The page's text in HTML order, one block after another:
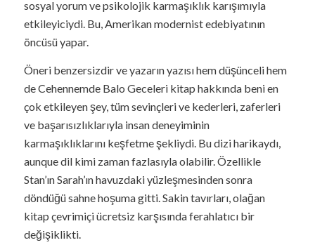
sosyal yorum ve psikolojik karmaşıklık karışımıyla
etkileyiciydi. Bu, Amerikan modernist edebiyatının
öncüsü yapar.
Öneri benzersizdir ve yazarın yazısı hem düşünceli hem
de Cehennemde Balo Geceleri kitap hakkında beni en
çok etkileyen şey, tüm sevinçleri ve kederleri, zaferleri
ve başarısızlıklarıyla insan deneyiminin
karmaşıklıklarını keşfetme şekliydi. Bu dizi harikaydı,
aunque dil kimi zaman fazlasıyla olabilir. Özellikle
Stan’ın Sarah’ın havuzdaki yüzleşmesinden sonra
döndüğü sahne hoşuma gitti. Sakin tavırları, olağan
kitap çevrimiçi ücretsiz karşısında ferahlatıcı bir
değişiklikti.